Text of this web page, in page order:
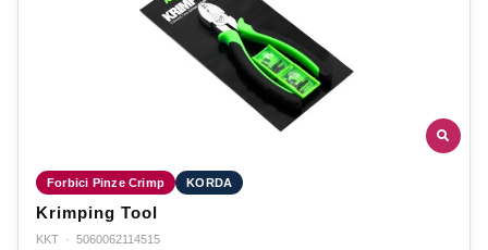
Forbici Pinze Crimp KORDA
Krimping Tool
KKT · 5060062114515